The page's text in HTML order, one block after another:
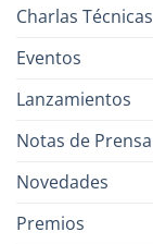
Charlas Técnicas
Eventos
Lanzamientos
Notas de Prensa
Novedades
Premios